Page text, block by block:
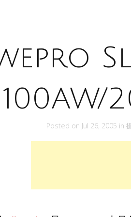
100AW/
Posted on Jul 26, 2005 in